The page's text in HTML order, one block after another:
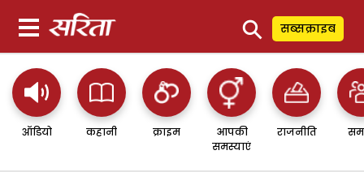
⚲ सब्सक्राइब
ऑडियो कहानी क्राइम
आपकी
समस्याएं
राजनीति